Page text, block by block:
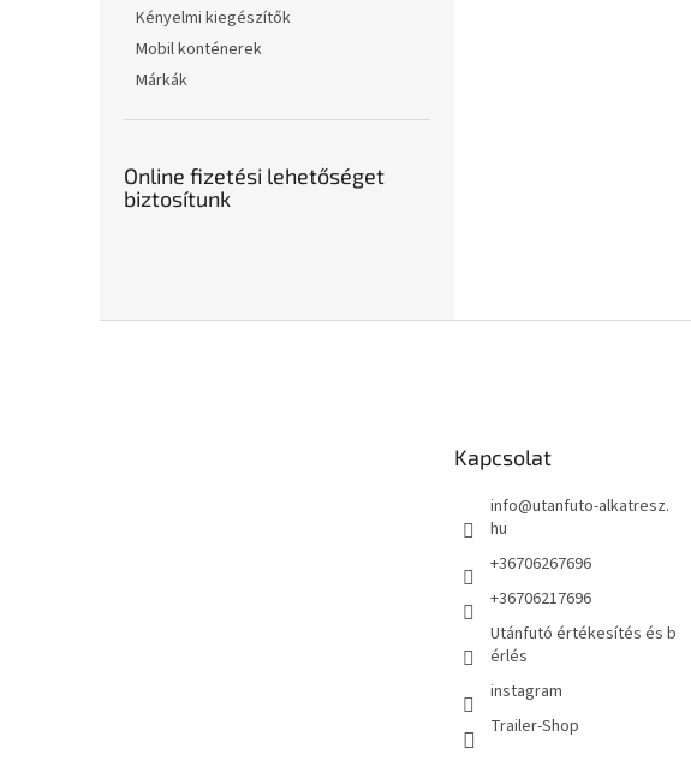
Kényelmi kiegészítők
Mobil konténerek
Márkák
Online fizetési lehetőséget
biztosítunk
Kapcsolat
info@utanfuto-alkatresz.
hu
+36706267696
+36706217696
Utánfutó értékesítés és b
érlés
instagram
Trailer-Shop